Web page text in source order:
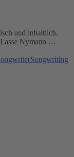
und inhaltlich.
Nymann …
Songwriting